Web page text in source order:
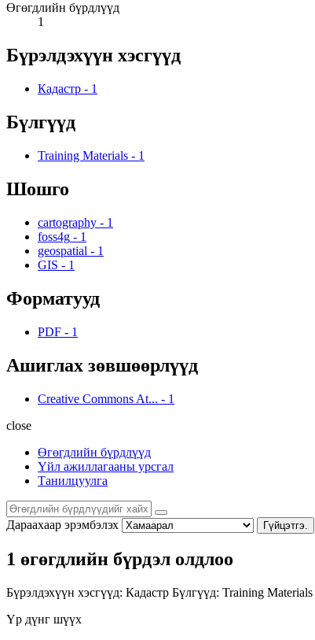
Өгөгдлийн бүрдлүүд
1
Бүрэлдэхүүн хэсгүүд
Кадастр - 1
Бүлгүүд
Training Materials - 1
Шошго
cartography - 1
foss4g - 1
geospatial - 1
GIS - 1
Форматууд
PDF - 1
Ашиглах зөвшөөрлүүд
Creative Commons At... - 1
close
Өгөгдлийн бүрдлүүд
Үйл ажиллагааны урсгал
Танилцуулга
Дараахаар эрэмбэлэх Гүйцэтгэ.
1 өгөгдлийн бүрдэл олдлоо
Бүрэлдэхүүн хэсгүүд: Кадастр Бүлгүүд: Training Materials
Үр дүнг шүүх